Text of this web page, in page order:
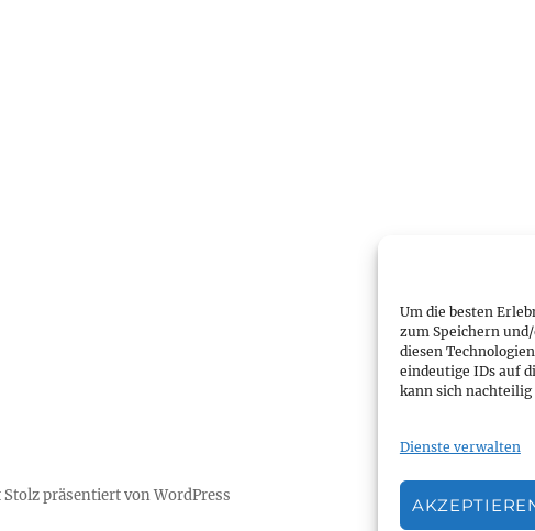
Um die besten
zum Speichern
diesen
eindeutige IDs auf
kann sich
Dienste verwalten
präsentiert von WordPress